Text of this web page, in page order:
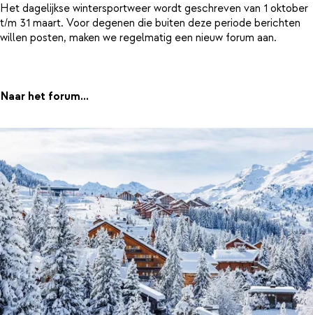
Het dagelijkse wintersportweer wordt geschreven van 1 oktober
t/m 31 maart. Voor degenen die buiten deze periode berichten
willen posten, maken we regelmatig een nieuw forum aan.
Naar het forum...